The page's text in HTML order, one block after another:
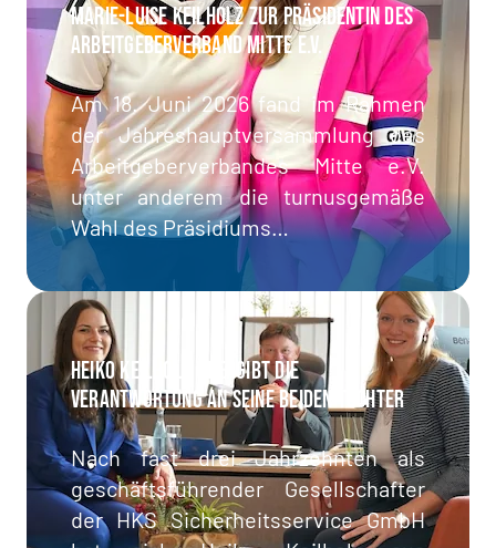
Marie-Luise Keilholz zur Präsidentin des
Arbeitgeber­verband Mitte e.V.
Am 18. Juni 2026 fand im Rahmen
der Jahreshauptversammlung des
Arbeitgeberverbandes Mitte e.V.
unter anderem die turnusgemäße
Wahl des Präsidiums…
Heiko Keilholz übergibt die
Verantwortung an seine beiden Töchter
Nach fast drei Jahrzehnten als
geschäftsführender Gesellschafter
der HKS Sicherheitsservice GmbH